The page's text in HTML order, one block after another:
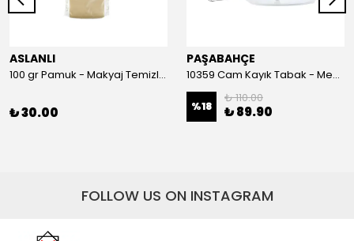
ASLANLI
100 gr Pamuk - Makyaj Temizleme ve Bebek Bakımı İçin Hassas Saf Pamuk
₺ 30.00
PAŞABAHÇE
10359 Cam Kayık Tabak - Meze, Salata ve Balık Servis Tabağı (26 cm)
%18
₺ 110.00
₺ 89.90
FOLLOW US ON INSTAGRAM